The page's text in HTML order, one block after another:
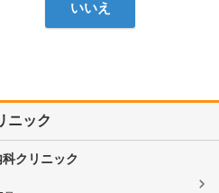
いいえ
ニック
クリニック